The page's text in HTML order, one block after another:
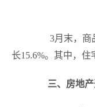
3月末，商
长15.6%。其中，住
三、房地产